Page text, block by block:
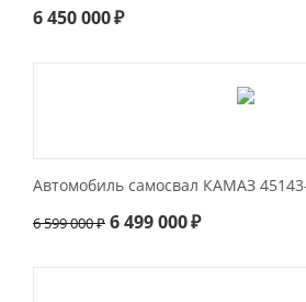
6 450 000₽
Автомобиль самосвал КАМАЗ
6 599 000₽ 6 499 000₽